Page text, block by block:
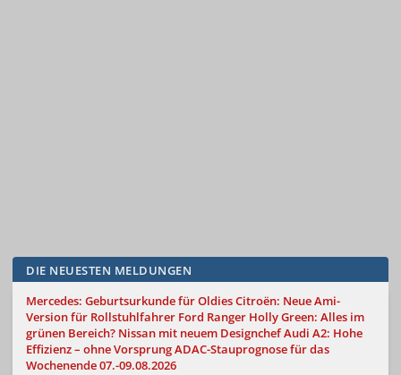
DIE NEUESTEN MELDUNGEN
Mercedes: Geburtsurkunde für OldiesCitroën: Neue Ami-
Version für Rollstuhlfahrer Ford Ranger Holly Green: Alles im
grünen Bereich? Nissan mit neuem DesignchefAudi A2: Hohe
Effizienz – ohne VorsprungADAC-Stauprognose für das
Wochenende 07.-09.08.2026